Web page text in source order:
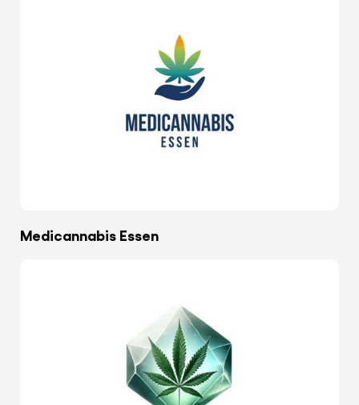
Medicannabis Essen